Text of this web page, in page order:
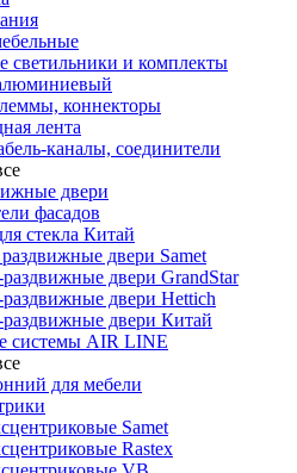
светильники и комплекты
коннекторы
лента
каналы, соединители
двери
фасадов
стекла Китай
двери Samet
двери GrandStar
двери Hettich
двери Китай
системы AIR LINE
для мебели
Samet
Rastex